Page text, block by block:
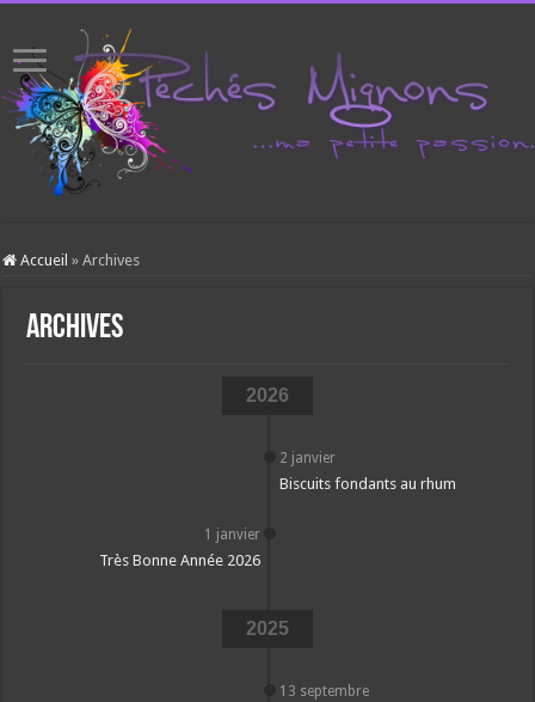
Accueil » Archives
Archives
2026
2 janvier
Biscuits fondants au rhum
1 janvier
Très Bonne Année 2026
2025
13 septembre